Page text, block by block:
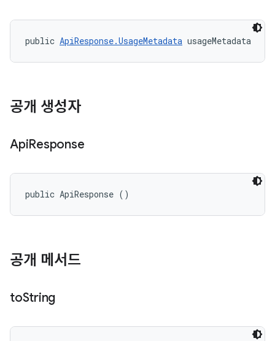
public ApiResponse.UsageMetadata usageMetadata
공개 생성자
ApiResponse
public ApiResponse ()
공개 메서드
toString